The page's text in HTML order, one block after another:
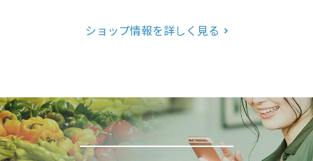
ショップ情報を詳しく見る